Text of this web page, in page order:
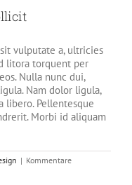
vulputate a, ultricies
litora torquent per
Nulla nunc dui,
Nam dolor ligula,
libero. Pellentesque
Morbi id aliquam
| Kommentare